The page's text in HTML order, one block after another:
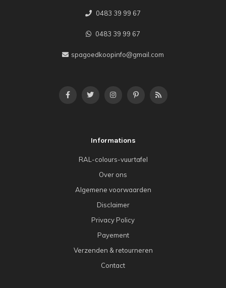
0483 39 99 67
0483 39 99 67
spagoedkoopinfo@gmail.com
Informations
RAL-colours-vuurtafel
Over ons
Algemene voorwaarden
Disclaimer
Privacy Policy
Payement
Verzenden & retourneren
Contact